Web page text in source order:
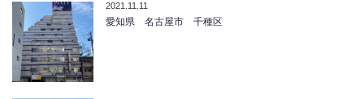
2021.11.11
愛知県 名古屋市 千種区